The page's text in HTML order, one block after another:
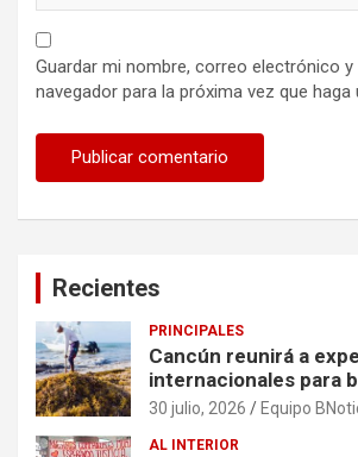
Guardar mi nombre, correo electrónico
navegador para la próxima vez que
Recientes
PRINCIPALES
Cancún reunirá a
internacionales para
soluciones al
30 julio, 2026 Equipo
AL INTERIOR